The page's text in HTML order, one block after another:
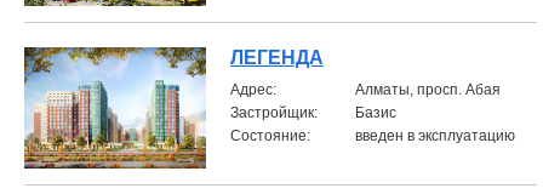
ЛЕГЕНДА
Aдрес:
Алматы, просп. Абая
Застройщик:
Базис
Состояние:
введен в эксплуатацию